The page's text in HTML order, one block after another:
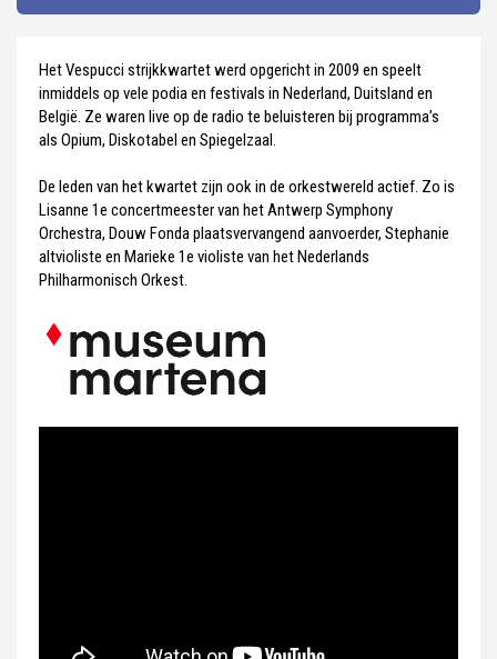
Het Vespucci strijkkwartet werd opgericht in 2009 en speelt
inmiddels op vele podia en festivals in Nederland, Duitsland en
België. Ze waren live op de radio te beluisteren bij programma’s
als Opium, Diskotabel en Spiegelzaal.
De leden van het kwartet zijn ook in de orkestwereld actief. Zo is
Lisanne 1e concertmeester van het Antwerp Symphony
Orchestra, Douw Fonda plaatsvervangend aanvoerder, Stephanie
altvioliste en Marieke 1e violiste van het Nederlands
Philharmonisch Orkest.